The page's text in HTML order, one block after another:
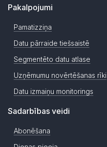
Pakalpojumi
Pamatizziņa
Datu pārraide tiešsaistē
Segmentēto datu atlase
Uzņēmumu novērtēšanas rīki
Datu izmaiņu monitorings
Sadarbības veidi
Abonēšana